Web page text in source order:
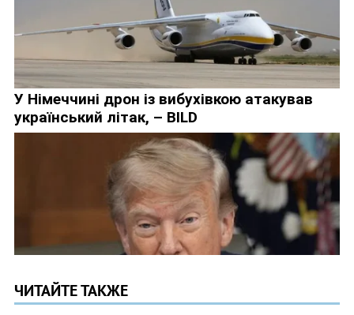
ЧИТАЙТЕ ТАКЖЕ